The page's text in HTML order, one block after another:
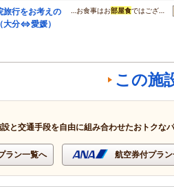
旅行をお考えの
大分⇔愛媛）
…お食事はお部屋食ではござ…
この施
設と交通手段を自由に組み合わせたおトクな
ラン一覧へ 航空券付プラ